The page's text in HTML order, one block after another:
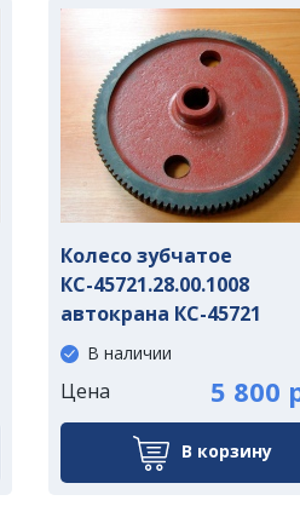
Колесо зубчатое
КС-45721.28.00.1008
автокрана КС-45721
В наличии
Цена 5 800
В корзину